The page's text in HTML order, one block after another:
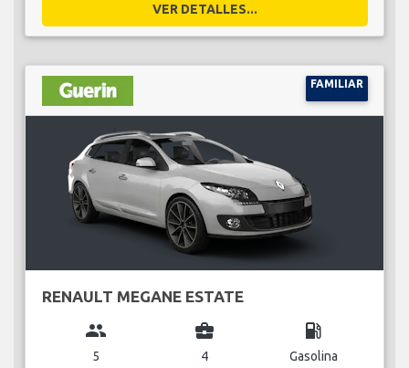
VER DETALLES...
FAMILIAR
RENAULT MEGANE ESTATE
group
5
business_center
4
local_gas_station
Gasolina